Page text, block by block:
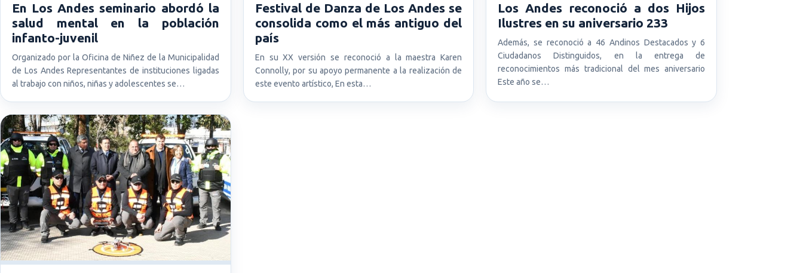
En Los Andes seminario abordó la
salud mental en la población
infanto-juvenil
Organizado por la Oficina de Niñez de la Municipalidad
de Los Andes Representantes de instituciones ligadas
al trabajo con niños, niñas y adolescentes se…
Festival de Danza de Los Andes se
consolida como el más antiguo del
país
En su XX versión se reconoció a la maestra Karen
Connolly, por su apoyo permanente a la realización de
este evento artístico, En esta…
Los Andes reconoció a dos Hijos
Ilustres en su aniversario 233
Además, se reconoció a 46 Andinos Destacados y 6
Ciudadanos Distinguidos, en la entrega de
reconocimientos más tradicional del mes aniversario
Este año se…